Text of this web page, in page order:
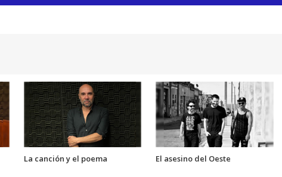
La canción y el poema El asesino del Oeste